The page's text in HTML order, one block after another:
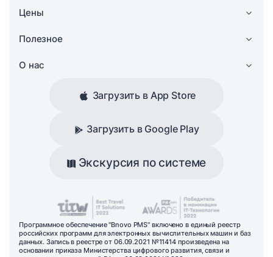
Цены
Полезное
О нас
Загрузить в App Store
Загрузить в Google Play
Экскурсия по системе
Программное обеспечение "Bnovo PMS" включено в единый реестр
российских программ для электронных вычислительных машин и баз
данных. Запись в реестре от 06.09.2021 №11414 произведена на
основании приказа Министерства цифрового развития, связи и